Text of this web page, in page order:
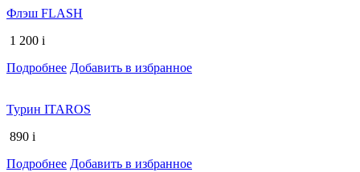
Флэш FLASH
1 200 i
Подробнее Добавить в избранное
Турин ITAROS
890 i
Подробнее Добавить в избранное